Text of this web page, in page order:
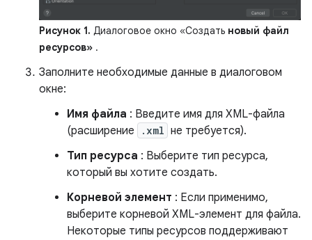
Рисунок 1. Диалоговое окно «Создать новый файл
ресурсов» .
Заполните необходимые данные в диалоговом
окне:
Имя файла : Введите имя для XML-файла
(расширение
.xml не требуется).
Тип ресурса : Выберите тип ресурса,
который вы хотите создать.
Корневой элемент : Если применимо,
выберите корневой XML-элемент для файла.
Некоторые типы ресурсов поддерживают